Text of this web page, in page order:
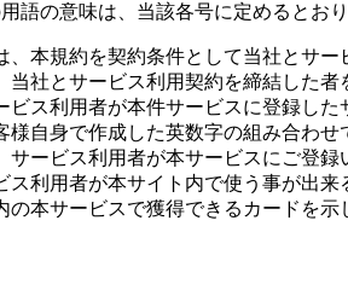
語の意味は、当該各号に定めるとおり
、本規約を契約条件として当社とサ
当社とサービス利用契約を締結した者
ビス利用者が本件サービスに登録し
様自身で作成した英数字の組み合わせ
サービス利用者が本サービスにご登
ス利用者が本サイト内で使う事が出来
の本サービスで獲得できるカードを示